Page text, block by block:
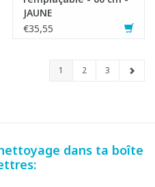
JAUNE
€35,55
1 2 3
dans ta boîte